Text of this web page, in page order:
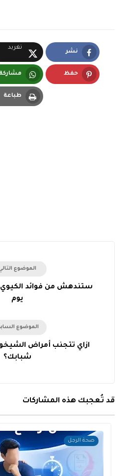
نشر
Facebook
تغريد
X.com
حفظ مشاركة
طباعة
الموضوع
يوم
الموضوع
ازاي تتجنب أمراض
شبابك؟
قد تُعجبك هذه المشاركات
صحة الرجل